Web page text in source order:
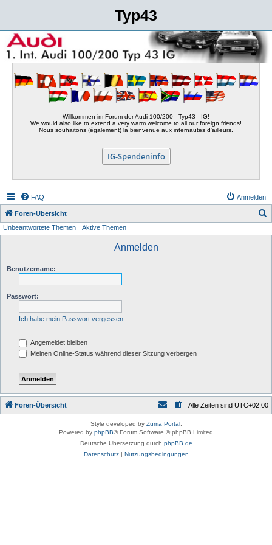
Typ43
Willkommen im Forum der Audi 100/200 - Typ43 - IG!
We would also like to extend a very warm welcome to all our foreign friends!
Nous souhaitons (également) la bienvenue aux internautes d'ailleurs.
IG-Spendeninfo
FAQ Anmelden
Foren-Übersicht
Unbeantwortete Themen Aktive Themen
Anmelden
Benutzername:
Passwort:
Ich habe mein Passwort vergessen
Angemeldet bleiben
Meinen Online-Status während dieser Sitzung verbergen
Foren-Übersicht Alle Zeiten sind UTC+02:00
Style developed by Zuma Portal,
Powered by phpBB® Forum Software © phpBB Limited
Deutsche Übersetzung durch phpBB.de
Datenschutz| Nutzungsbedingungen